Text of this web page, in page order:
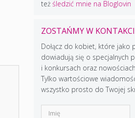
też śledzić mnie na Bloglovin
ZOSTAŃMY W
Dołącz do kobiet, które jako
dowiadują się o specjalnych
i konkursach oraz
Tylko wartościowe
wszystko prosto do Twojej